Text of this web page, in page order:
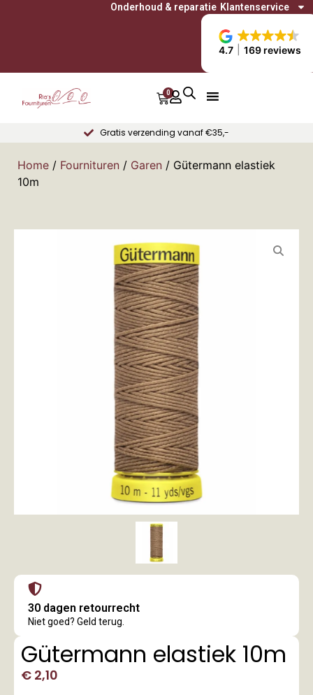
4.7 169 reviews
Onderhoud & reparatie Klantenservice
0
Gratis verzending vanaf €35,-
Home / Fournituren / Garen / Gütermann elastiek
10m
30 dagen retourrecht
Niet goed? Geld terug.
Gütermann elastiek 10m
€ 2,10